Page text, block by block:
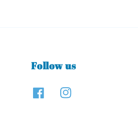
Follow us